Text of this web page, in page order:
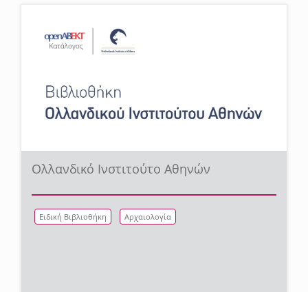
Ολλανδικό Ινστιτούτο Αθηνών
Ειδική Βιβλιοθήκη Αρχαιολογία